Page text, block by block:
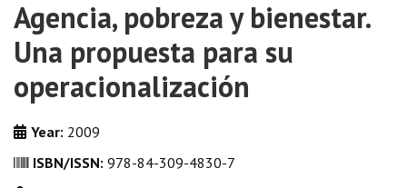
Agencia, pobreza y bienestar.
Una propuesta para su
operacionalización
Year: 2009
ISBN/ISSN: 978-84-309-4830-7